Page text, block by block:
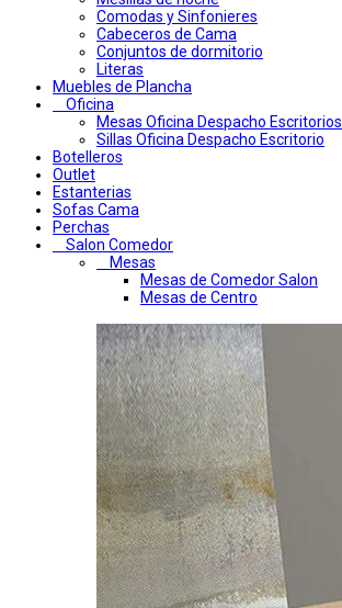
Comodas y Sinfonieres
Cabeceros de Cama
Conjuntos de dormitorio
Literas
Muebles de Plancha
Oficina
Mesas Oficina Despacho Escritorios
Sillas Oficina Despacho Escritorio
Botelleros
Outlet
Estanterias
Sofas Cama
Perchas
Salon Comedor
Mesas
Mesas de Comedor Salon
Mesas de Centro